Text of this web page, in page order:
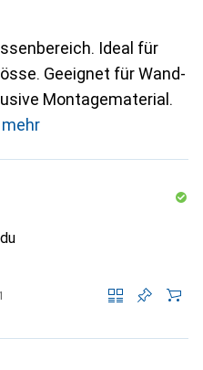
Ideal für
Geeignet für Wand-
Montagematerial.
mehr